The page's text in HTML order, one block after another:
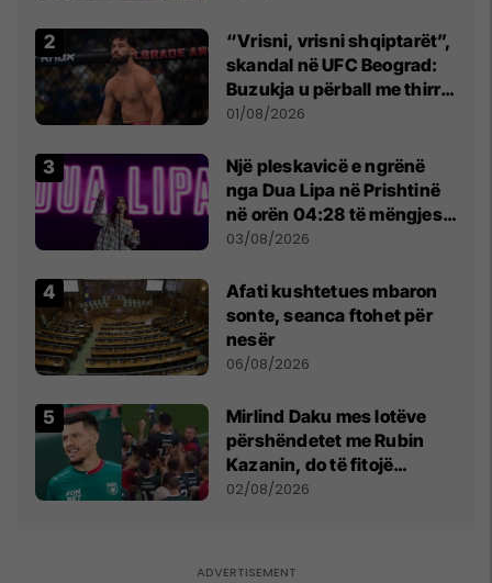
“Vrisni, vrisni shqiptarët”,
skandal në UFC Beograd:
Buzukja u përball me thirrje
anti-shqiptare nga
01/08/2026
Një pleskavicë e ngrënë
nga Dua Lipa në Prishtinë
në orën 04:28 të mëngjesit
- dhe bota digjitale serbe
03/08/2026
Afati kushtetues mbaron
sonte, seanca ftohet për
nesër
06/08/2026
Mirlind Daku mes lotëve
përshëndetet me Rubin
Kazanin, do të fitojë
miliona te Spartak Moska
02/08/2026